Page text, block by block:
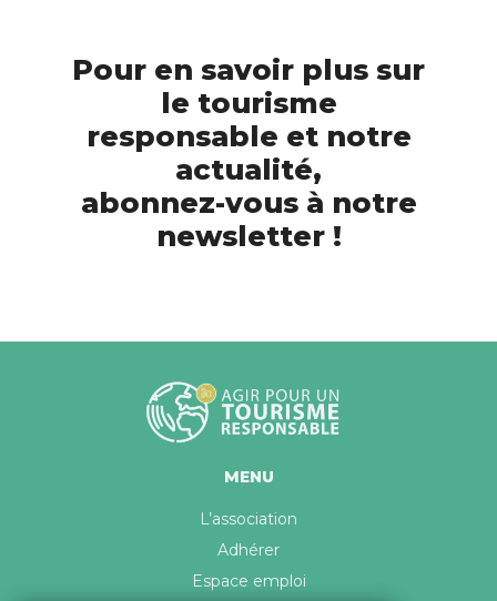
Pour en savoir plus sur
le tourisme
responsable et notre
actualité,
abonnez-vous à notre
newsletter !
MENU
L’association
Adhérer
Espace emploi